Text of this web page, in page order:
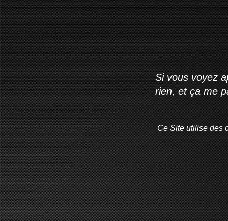
Si vous voyez
rien, et ça me
Ce Site utilise des